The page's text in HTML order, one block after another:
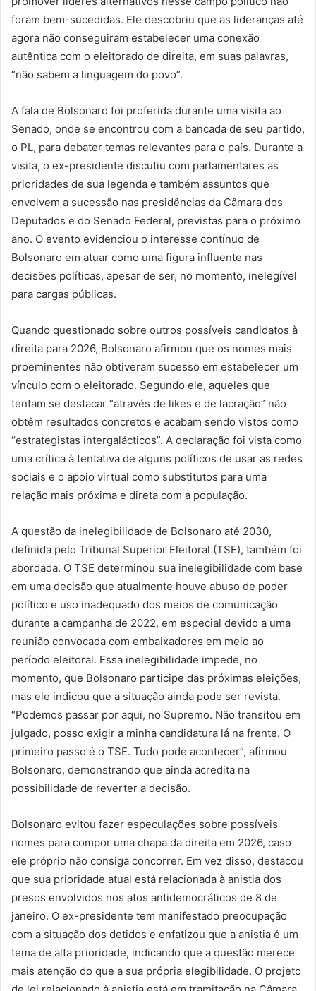
foram bem-sucedidas. Ele descobriu que as lideranças até
agora não conseguiram estabelecer uma conexão
autêntica com o eleitorado de direita, em suas palavras,
“não sabem a linguagem do povo”.
A fala de Bolsonaro foi proferida durante uma visita ao
Senado, onde se encontrou com a bancada de seu partido,
o PL, para debater temas relevantes para o país. Durante a
visita, o ex-presidente discutiu com parlamentares as
prioridades de sua legenda e também assuntos que
envolvem a sucessão nas presidências da Câmara dos
Deputados e do Senado Federal, previstas para o próximo
ano. O evento evidenciou o interesse contínuo de
Bolsonaro em atuar como uma figura influente nas
decisões políticas, apesar de ser, no momento, inelegível
para cargas públicas.
Quando questionado sobre outros possíveis candidatos à
direita para 2026, Bolsonaro afirmou que os nomes mais
proeminentes não obtiveram sucesso em estabelecer um
vínculo com o eleitorado. Segundo ele, aqueles que
tentam se destacar “através de likes e de lacração” não
obtêm resultados concretos e acabam sendo vistos como
“estrategistas intergalácticos”. A declaração foi vista como
uma crítica à tentativa de alguns políticos de usar as redes
sociais e o apoio virtual como substitutos para uma
relação mais próxima e direta com a população.
A questão da inelegibilidade de Bolsonaro até 2030,
definida pelo Tribunal Superior Eleitoral (TSE), também foi
abordada. O TSE determinou sua inelegibilidade com base
em uma decisão que atualmente houve abuso de poder
político e uso inadequado dos meios de comunicação
durante a campanha de 2022, em especial devido a uma
reunião convocada com embaixadores em meio ao
período eleitoral. Essa inelegibilidade impede, no
momento, que Bolsonaro participe das próximas eleições,
mas ele indicou que a situação ainda pode ser revista.
“Podemos passar por aqui, no Supremo. Não transitou em
julgado, posso exigir a minha candidatura lá na frente. O
primeiro passo é o TSE. Tudo pode acontecer”, afirmou
Bolsonaro, demonstrando que ainda acredita na
possibilidade de reverter a decisão.
Bolsonaro evitou fazer especulações sobre possíveis
nomes para compor uma chapa da direita em 2026, caso
ele próprio não consiga concorrer. Em vez disso, destacou
que sua prioridade atual está relacionada à anistia dos
presos envolvidos nos atos antidemocráticos de 8 de
janeiro. O ex-presidente tem manifestado preocupação
com a situação dos detidos e enfatizou que a anistia é um
tema de alta prioridade, indicando que a questão merece
mais atenção do que a sua própria elegibilidade. O projeto